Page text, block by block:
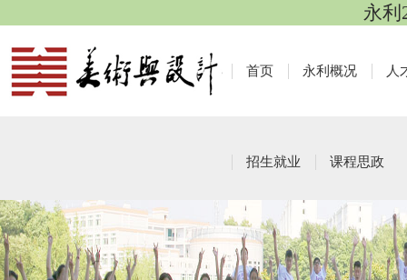
永利
首页 永利概况 人
招生就业 课程思政